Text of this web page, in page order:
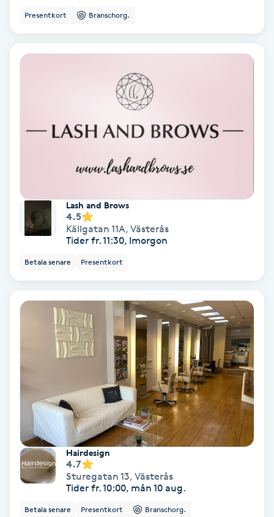
IR-massage
Japansk massage
Katun fransar
Kemisk peeling
Keratinbehandling
Kinesiologi
Kinesisk medicin
Presentkort Branschorg.
Lash and Brows
4.5
Källgatan 11A, Västerås
Tider fr. 11:30, Imorgon
Betala senare Presentkort
Hairdesign
4.7
Sturegatan 13, Västerås
Tider fr. 10:00, mån 10 aug.
Betala senare Presentkort Branschorg.